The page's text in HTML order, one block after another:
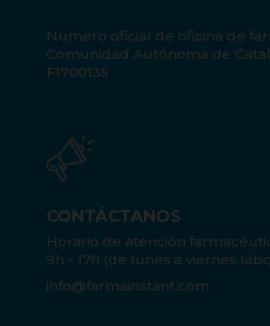
Número oficial de oficina de
Comunidad Autónoma de
F1700135
CONTÁCTANOS
Horario de atención
9h - 17h (de lunes a viernes
info@farmainstant.com